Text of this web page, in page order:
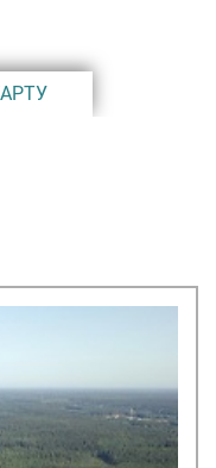
играют взрослые и
компании. Именно
занимается
компания. Въезд в
контрольно-